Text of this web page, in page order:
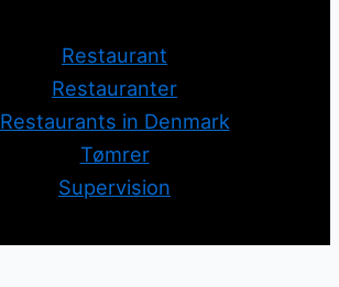
Restaurant
Restauranter
Restaurants in Denmark
Tømrer
Supervision